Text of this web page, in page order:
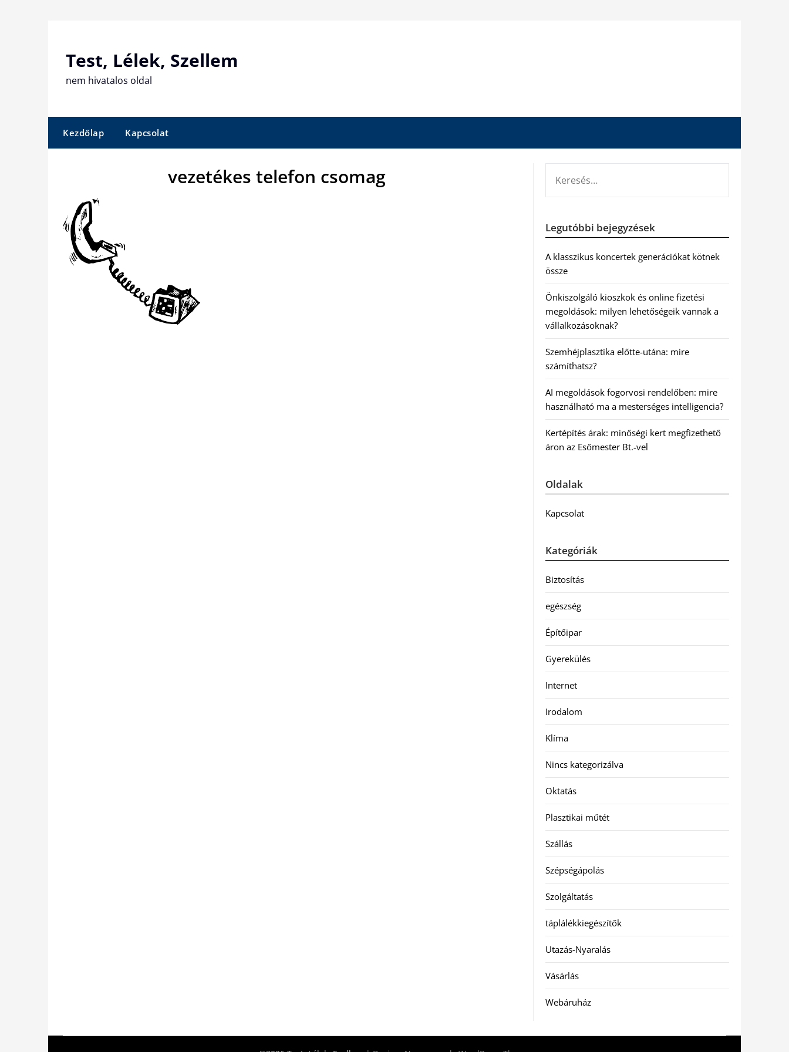
Test, Lélek, Szellem
nem hivatalos oldal
Kezdőlap Kapcsolat
vezetékes telefon csomag
Legutóbbi bejegyzések
A klasszikus koncertek generációkat kötnek
össze
Önkiszolgáló kioszkok és online fizetési
megoldások: milyen lehetőségeik vannak a
vállalkozásoknak?
Szemhéjplasztika előtte-utána: mire
számíthatsz?
AI megoldások fogorvosi rendelőben: mire
használható ma a mesterséges intelligencia?
Kertépítés árak: minőségi kert megfizethető
áron az Esőmester Bt.-vel
Oldalak
Kapcsolat
Kategóriák
Biztosítás
egészség
Építőipar
Gyerekülés
Internet
Irodalom
Klíma
Nincs kategorizálva
Oktatás
Plasztikai műtét
Szállás
Szépségápolás
Szolgáltatás
táplálékkiegészítők
Utazás-Nyaralás
Vásárlás
Webáruház